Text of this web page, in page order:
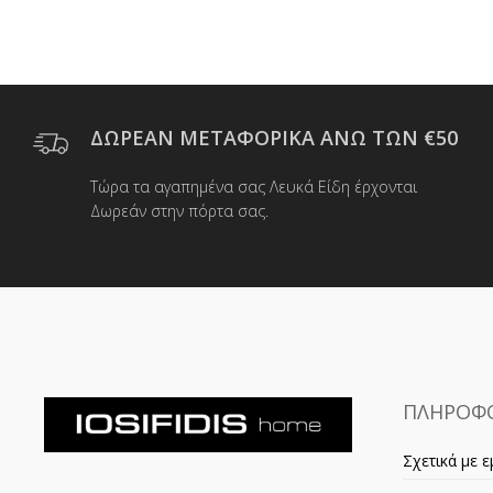
ΔΩΡΕΑΝ ΜΕΤΑΦΟΡΙΚΑ ΑΝΩ ΤΩΝ €50
Τώρα τα αγαπημένα σας Λευκά Είδη έρχονται
Δωρεάν στην πόρτα σας.
Σχετικά με